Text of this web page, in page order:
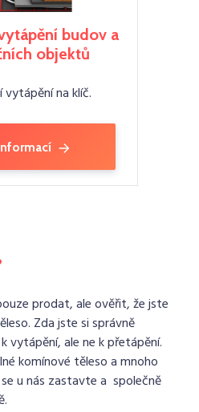
budov a
objektů
na klíč.
prodat, ale ověřit, že jste
Zda jste si správně
vytápění, ale ne k přetápění.
komínové těleso a mnoho
u nás zastavte a společně